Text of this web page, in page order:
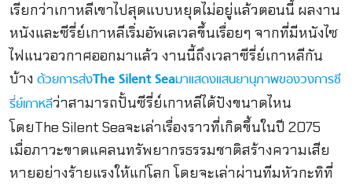
เรียกว่าเกาหลีเขาไปสุดแบบหยุดไม่อยู่แล้วตอนนี้ ผลงาน
หนังและซีรี่ย์เกาหลีเริ่มอัพเลเวลขึ้นเรื่อยๆ จากที่มีหนังไซ
ไฟแนวอวกาศออกมาแล้ว งานนี้ถึงเวลาซีรี่ย์เกาหลีกัน
บ้าง ด้วยการส่งThe Silent Seaมาแสดงแสนยานุภาพของวงการซี
รี่ย์เกาหลีว่าสามารถปั้นซีรี่ย์เกาหลีได้ปังขนาดไหน
โดยThe Silent Seaจะเล่าเรื่องราวที่เกิดขึ้นในปี 2075
เมื่อภาวะขาดแคลนทรัพยากรธรรมชาติสร้างความเสีย
หายอย่างร้ายแรงให้แก่โลก โดยจะเล่าผ่านทีมหัวกะทิที่